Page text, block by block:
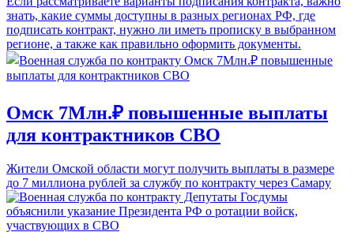
знать, какие суммы доступны в разных регионах РФ, где
подписать контракт, нужно ли иметь прописку в выбранном
регионе, а также как правильно оформить документы.
Омск 7Млн.₽ повышенные выплаты
для контрактников СВО
Жители Омской области могут получить выплаты в размере
до 7 миллиона рублей за службу по контракту через Самару